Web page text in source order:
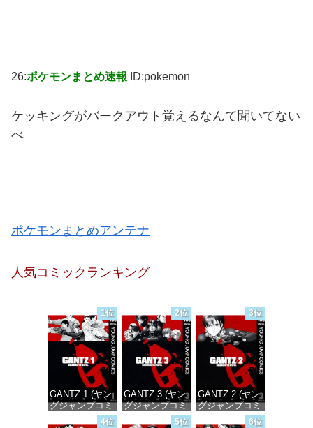
26:ポケモンまとめ速報 ID:pokemon
ケッキングがバークアウト覚えるなんて聞いてない
べ
ポケモンまとめアンテナ
人気コミックランキング
1位
GANTZ 1 (ヤン
グジャンプコミ
ックスDIGITAL)
2位
GANTZ 3 (ヤン
グジャンプコミ
ックスDIGITAL)
3位
GANTZ 2 (ヤン
グジャンプコミ
ックスDIGITAL)
4位 5位 6位